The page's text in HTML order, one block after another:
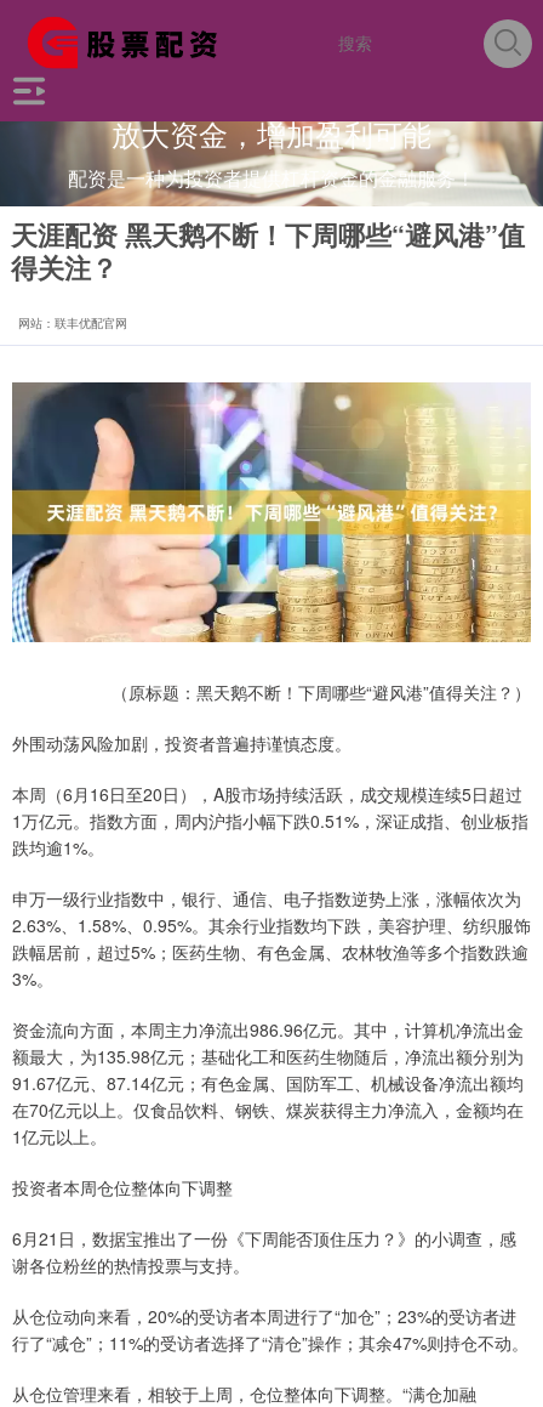
放大资金，增加盈利可能
配资是一种为投资者提供杠杆资金的金融服务！
天涯配资 黑天鹅不断！下周哪些“避风港”值
得关注？
网站：联丰优配官网
（原标题：黑天鹅不断！下周哪些“避风港”值得关注？）
外围动荡风险加剧，投资者普遍持谨慎态度。
本周（6月16日至20日），A股市场持续活跃，成交规模连续5日超过
1万亿元。指数方面，周内沪指小幅下跌0.51%，深证成指、创业板指
跌均逾1%。
申万一级行业指数中，银行、通信、电子指数逆势上涨，涨幅依次为
2.63%、1.58%、0.95%。其余行业指数均下跌，美容护理、纺织服饰
跌幅居前，超过5%；医药生物、有色金属、农林牧渔等多个指数跌逾
3%。
资金流向方面，本周主力净流出986.96亿元。其中，计算机净流出金
额最大，为135.98亿元；基础化工和医药生物随后，净流出额分别为
91.67亿元、87.14亿元；有色金属、国防军工、机械设备净流出额均
在70亿元以上。仅食品饮料、钢铁、煤炭获得主力净流入，金额均在
1亿元以上。
投资者本周仓位整体向下调整
6月21日，数据宝推出了一份《下周能否顶住压力？》的小调查，感
谢各位粉丝的热情投票与支持。
从仓位动向来看，20%的受访者本周进行了“加仓”；23%的受访者进
行了“减仓”；11%的受访者选择了“清仓”操作；其余47%则持仓不动。
从仓位管理来看，相较于上周，仓位整体向下调整。“满仓加融